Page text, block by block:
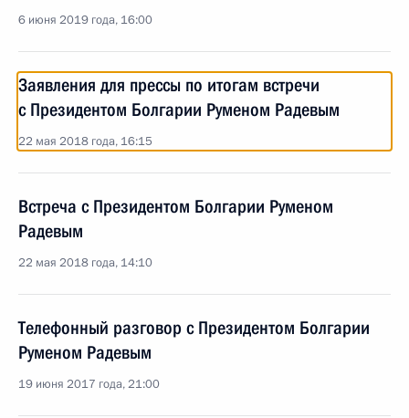
6 июня 2019 года, 16:00
Заявления для прессы по итогам встречи
с Президентом Болгарии Руменом Радевым
22 мая 2018 года, 16:15
Встреча с Президентом Болгарии Руменом
Радевым
22 мая 2018 года, 14:10
Телефонный разговор с Президентом Болгарии
Руменом Радевым
19 июня 2017 года, 21:00